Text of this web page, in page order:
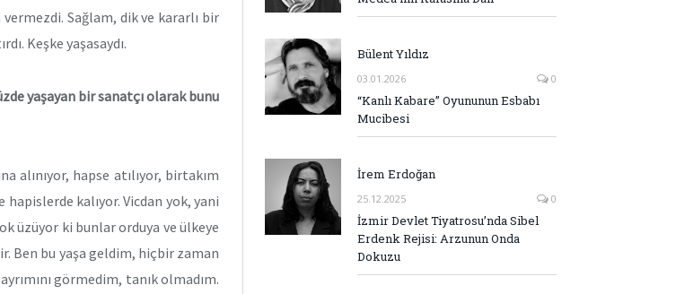
Sağlam, dik ve kararlı bir
Keşke yaşasaydı.
yaşayan bir sanatçı olarak bunu
alınıyor, hapse atılıyor, birtakım
kalıyor. Vicdan yok, yani
üzüyor ki bunlar orduya ve ülkeye
Ben bu yaşa geldim, hiçbir zaman
görmedim, tanık olmadım.
Bülent Yıldız
03.01.2026 0
“Kanlı Kabare” Oyununun Esbabı
Mucibesi
İrem Erdoğan
25.12.2025 0
İzmir Devlet Tiyatrosu’nda Sibel
Erdenk Rejisi: Arzunun Onda
Dokuzu